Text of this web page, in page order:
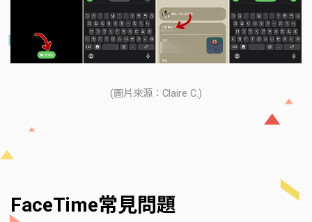
(圖片來源：Claire C.)
FaceTime常見問題